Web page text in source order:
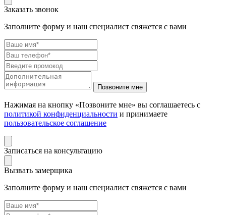
Заказать звонок
Заполните форму и наш специалист свяжется с вами
Нажимая на кнопку «Позвоните мне» вы соглашаетесь с
политикой конфиденциальности и принимаете
пользовательское соглашение
Записаться на консультацию
Вызвать замерщика
Заполните форму и наш специалист свяжется с вами